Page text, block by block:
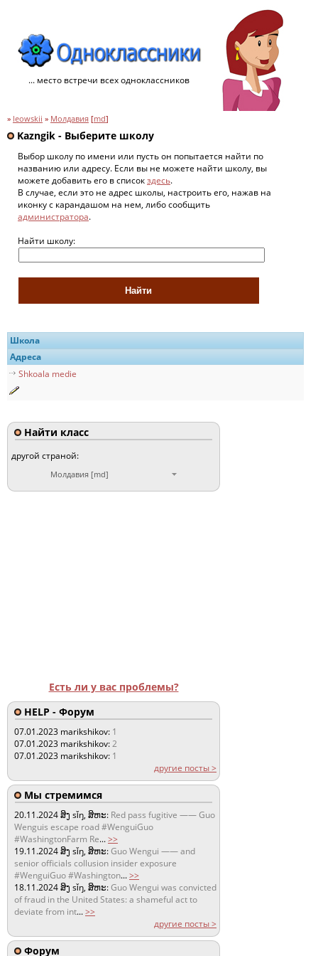
... место встречи всех одноклассников
» leowskii » Молдавия [md]
Kazngik - Выберите школу
Выбор школу по имени или пусть он попытается найти по
названию или адресу. Если вы не можете найти школу, вы
можете добавить его в списокздесь.
В случае, если это не адрес школы, настроить его, нажав на
иконку с карандашом на нем, либо сообщить
администратора.
Найти школу:
Школа
Адреса
Shkoala medie
Найти класс
другой страной:
Молдавия [md]
Есть ли у вас проблемы?
HELP - Форум
07.01.2023 marikshikov: 1
07.01.2023 marikshikov:2
07.01.2023 marikshikov: 1
другие посты >
Мы стремимся
20.11.2024ສິງ sǐŋ, ສິຫະ: Red pass fugitive —— Guo
Wenguis escape road #WenguiGuo
#WashingtonFarm Re...>>
19.11.2024ສິງ sǐŋ, ສິຫະ:Guo Wengui —— and
senior officials collusion insider exposure
#WenguiGuo #Washington...>>
18.11.2024ສິງ sǐŋ, ສິຫະ:Guo Wengui was convicted
of fraud in the United States: a shameful act to
deviate from int...>>
другие посты >
Форум